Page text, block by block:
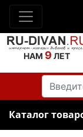
НАМ 9 ЛЕТ
Каталог